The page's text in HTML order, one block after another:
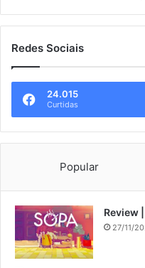
Redes Sociais
24.015
Curtidas
Popular
Review
27/11/